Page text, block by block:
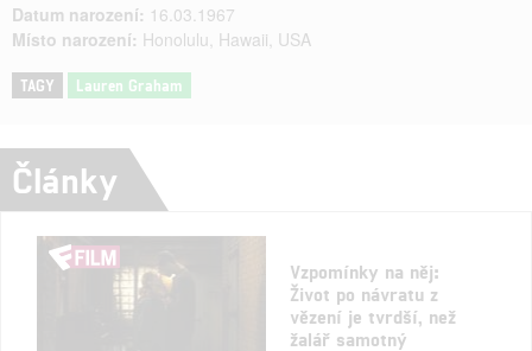
Datum narození: 16.03.1967
Místo narození: Honolulu, Hawaii, USA
TAGY Lauren Graham
Články
Vzpomínky na něj:
Život po návratu z
vězení je tvrdší, než
žalář samotný